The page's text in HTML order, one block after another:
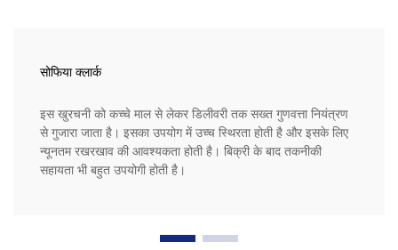
सोफिया क्लार्क
इस खुरचनी को कच्चे माल से लेकर डिलीवरी तक सख्त गुणवत्ता नियंत्रण
से गुजारा जाता है। इसका उपयोग में उच्च स्थिरता होती है और इसके लिए
न्यूनतम रखरखाव की आवश्यकता होती है। बिक्री के बाद तकनीकी
सहायता भी बहुत उपयोगी होती है।